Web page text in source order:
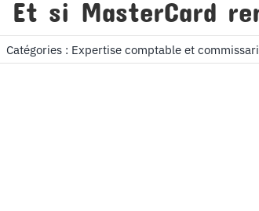
Et si MasterCard
Catégories : Expertise comptable et